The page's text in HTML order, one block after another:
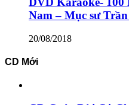
Nam – Mục sư
20/08/2018
CD Mới